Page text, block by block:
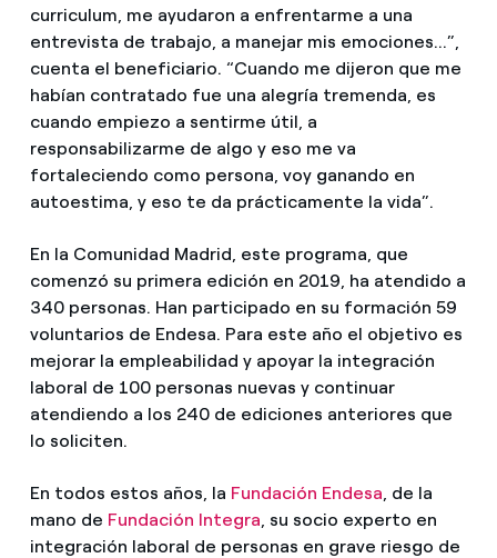
curriculum, me ayudaron a enfrentarme a una
entrevista de trabajo, a manejar mis emociones...”,
cuenta el beneficiario. “Cuando me dijeron que me
habían contratado fue una alegría tremenda, es
cuando empiezo a sentirme útil, a
responsabilizarme de algo y eso me va
fortaleciendo como persona, voy ganando en
autoestima, y eso te da prácticamente la vida”.
En la Comunidad Madrid, este programa, que
comenzó su primera edición en 2019, ha atendido a
340 personas. Han participado en su formación 59
voluntarios de Endesa. Para este año el objetivo es
mejorar la empleabilidad y apoyar la integración
laboral de 100 personas nuevas y continuar
atendiendo a los 240 de ediciones anteriores que
lo soliciten.
En todos estos años, la Fundación Endesa , de la
mano de Fundación Integra , su socio experto en
integración laboral de personas en grave riesgo de